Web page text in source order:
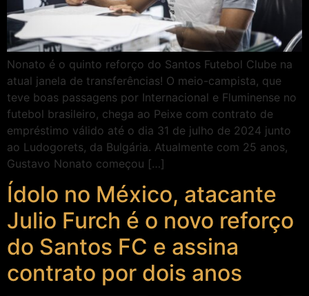
Nonato é o quinto reforço do Santos Futebol Clube na
atual janela de transferências! O meio-campista, que
teve boas passagens por Internacional e Fluminense no
futebol brasileiro, chega ao Peixe com contrato de
empréstimo válido até o dia 31 de julho de 2024 junto
ao Ludogorets, da Bulgária. Atualmente com 25 anos,
Gustavo Nonato começou […]
Ídolo no México, atacante
Julio Furch é o novo reforço
do Santos FC e assina
contrato por dois anos